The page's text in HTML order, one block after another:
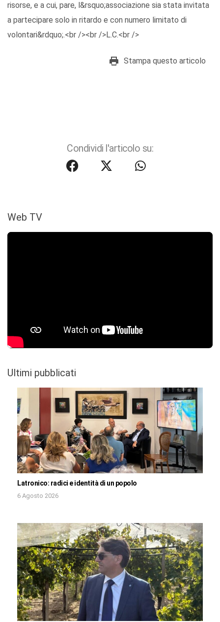
risorse, e a cui, pare, l&rsquo;associazione sia stata invitata
a partecipare solo in ritardo e con numero limitato di
volontari&rdquo;.<br /><br />L.C.<br />
Stampa questo articolo
Condividi l'articolo su:
Web TV
Ultimi pubblicati
Latronico: radici e identità di un popolo
6 Agosto 2026